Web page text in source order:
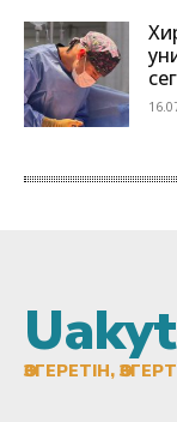
ӨЗГЕРЕТІН,